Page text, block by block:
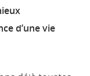
d’une vie